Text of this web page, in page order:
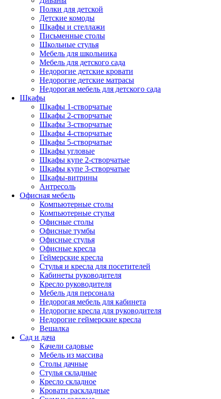
Полки для детской
Детские комоды
Шкафы и стеллажи
Письменные столы
Школьные стулья
Мебель для школьника
Мебель для детского сада
Недорогие детские кровати
Недорогие детские матрасы
Недорогая мебель для детского сада
Шкафы
Шкафы 1-створчатые
Шкафы 2-створчатые
Шкафы 3-створчатые
Шкафы 4-створчатые
Шкафы 5-створчатые
Шкафы угловые
Шкафы купе 2-створчатые
Шкафы купе 3-створчатые
Шкафы-витрины
Антресоль
Офисная мебель
Компьютерные столы
Компьютерные стулья
Офисные столы
Офисные тумбы
Офисные стулья
Офисные кресла
Геймерские кресла
Стулья и кресла для посетителей
Кабинеты руководителя
Кресло руководителя
Мебель для персонала
Недорогая мебель для кабинета
Недорогие кресла для руководителя
Недорогие геймерские кресла
Вешалка
Сад и дача
Качели садовые
Мебель из массива
Столы дачные
Стулья складные
Кресло складное
Кровати раскладные